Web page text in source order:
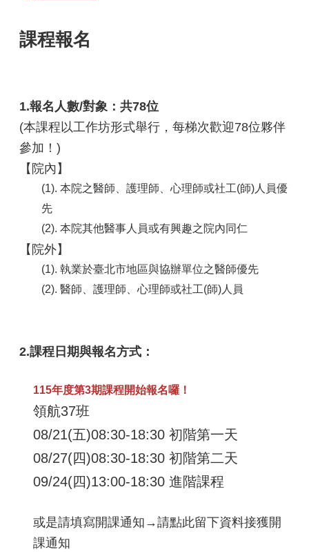
課程報名
1.報名人數/對象：共78位
(本課程以工作坊形式舉行，每梯次歡迎78位夥伴
參加！)
【院內】
(1). 本院之醫師、護理師、心理師或社工(師)人員優
先
(2). 本院其他醫事人員或有興趣之院內同仁
【院外】
(1). 執業於臺北市地區與協辦單位之醫師優先
(2). 醫師、護理師、心理師或社工(師)人員
2.課程日期與報名方式：
115年度第3期課程開始報名囉！
領航37班
08/21(五)08:30-18:30 初階第一天
08/27(四)08:30-18:30 初階第二天
09/24(四)13:00-18:30 進階課程
或是請填寫開課通知→請點此留下資料接獲開
課通知